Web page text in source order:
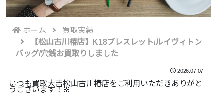
ホーム
買取実績
【松山古川椿店】K18ブレスレット/ルイヴィトン
バッグ/穴銭お買取りしました
2026.07.07
いつも買取大吉松山古川椿店をご利用いただきありがと
うございます！🔆